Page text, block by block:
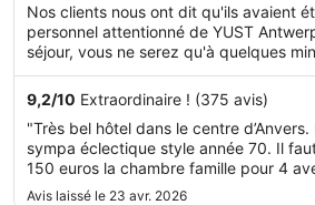
Nos clients nous ont dit qu'ils avaient
personnel attentionné de YUST
séjour, vous ne serez qu'à quelques
Périphérique. Dans cet hébergement,
prestations de choix comme l'accès
et une réception gratuite, sans oublier
9,2/10 Extraordinaire ! (375 avis)
"Très bel hôtel dans le centre
sympa éclectique style année 70. Il
150 euros la chambre famille pour 4
Important : il y a un parking pour 18
Avis laissé le 23 avr. 2026